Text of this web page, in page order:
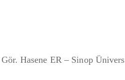
Hasene ER – Sinop